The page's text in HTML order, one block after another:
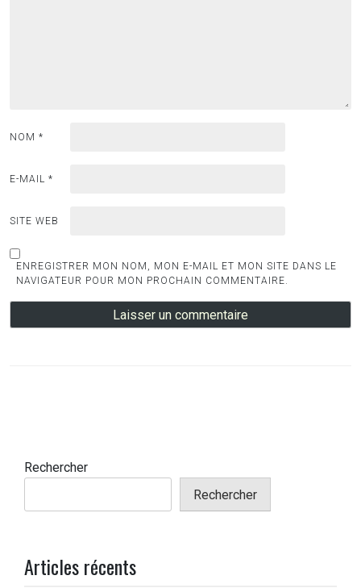
NOM *
E-MAIL *
SITE WEB
ENREGISTRER MON NOM, MON E-MAIL ET MON SITE DANS LE
NAVIGATEUR POUR MON PROCHAIN COMMENTAIRE.
Rechercher
Rechercher
Articles récents